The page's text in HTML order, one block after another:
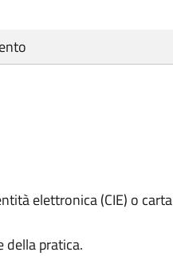
elettronica (CIE) o carta
pratica.